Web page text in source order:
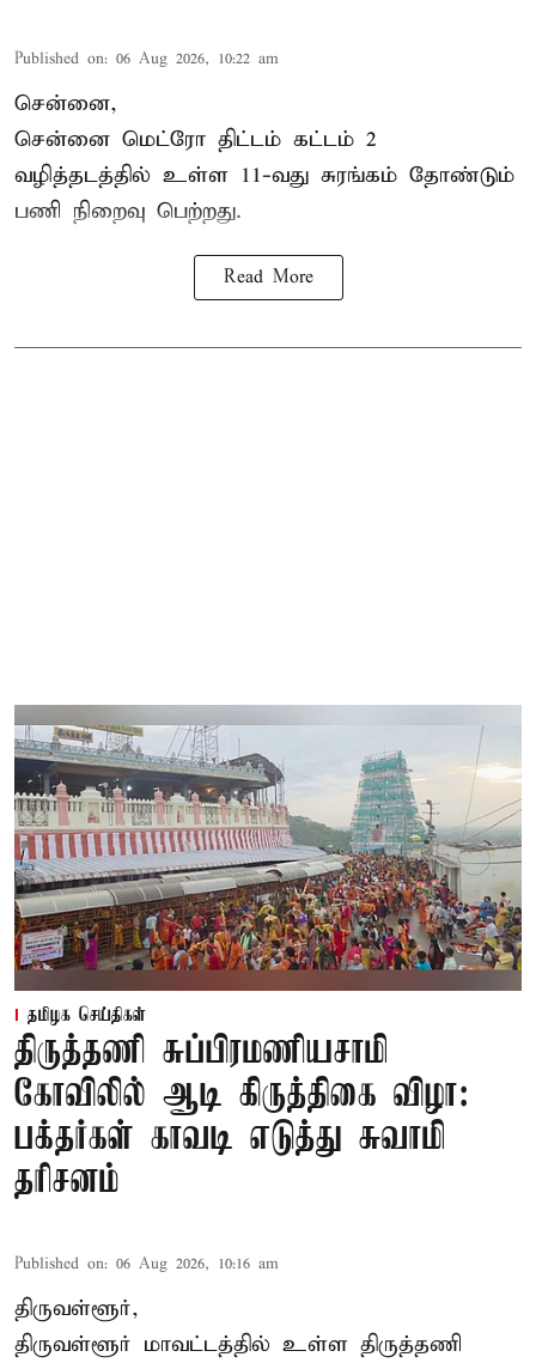
Published on: 06 Aug 2026, 10:22 am
சென்னை,
சென்னை மெட்ரோ திட்டம் கட்டம் 2
வழித்தடத்தில் உள்ள 11-வது சுரங்கம் தோண்டும்
பணி நிறைவு பெற்றது.
Read More
தமிழக செய்திகள்
திருத்தணி சுப்பிரமணியசாமி
கோவிலில் ஆடி கிருத்திகை விழா:
பக்தர்கள் காவடி எடுத்து சுவாமி
தரிசனம்
Published on: 06 Aug 2026, 10:16 am
திருவள்ளூர்,
திருவள்ளூர் மாவட்டத்தில் உள்ள திருத்தணி